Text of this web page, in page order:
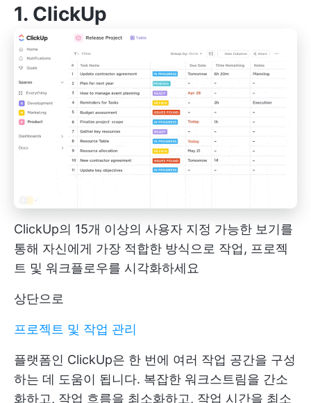
1. ClickUp
ClickUp의 15개 이상의 사용자 지정 가능한 보기를
통해 자신에게 가장 적합한 방식으로 작업, 프로젝
트 및 워크플로우를 시각화하세요
상단으로
프로젝트 및 작업 관리
플랫폼인 ClickUp은 한 번에 여러 작업 공간을 구성
하는 데 도움이 됩니다. 복잡한 워크스트림을 간소
화하고, 작업 흐름을 최소화하고, 작업 시간을 최소